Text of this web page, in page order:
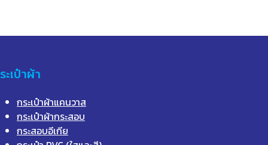
ะเป๋าผ้า
กระเป๋าผ้าแคนวาส
กระเป๋าผ้ากระสอบ
กระสอบอีเกีย